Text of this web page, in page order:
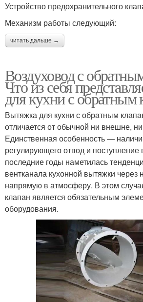
Устройство предохранительного
Механизм работы следующий:
читать дальше →
Воздуховод с
Что из себя
для кухни с обратным
Вытяжка для кухни с обратным
отличается от обычной ни внешне,
Единственная особенность —
регулирующего отвод и поступление
последние годы наметилась
вентканала кухонной вытяжки через
напрямую в атмосферу. В этом
клапан является обязательным
оборудования.